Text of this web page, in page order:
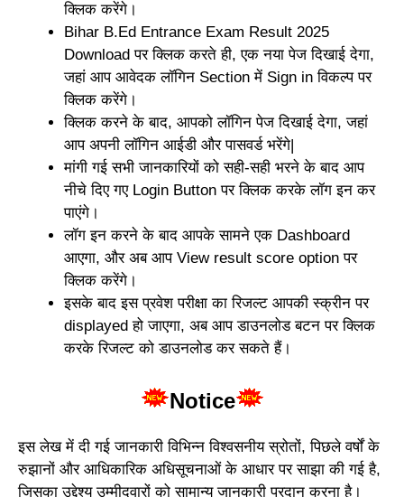
क्लिक करेंगे।
Bihar B.Ed Entrance Exam Result 2025
Download पर क्लिक करते ही, एक नया पेज दिखाई देगा,
जहां आप आवेदक लॉगिन Section में Sign in विकल्प पर
क्लिक करेंगे।
क्लिक करने के बाद, आपको लॉगिन पेज दिखाई देगा, जहां
आप अपनी लॉगिन आईडी और पासवर्ड भरेंगे|
मांगी गई सभी जानकारियों को सही-सही भरने के बाद आप
नीचे दिए गए Login Button पर क्लिक करके लॉग इन कर
पाएंगे।
लॉग इन करने के बाद आपके सामने एक Dashboard
आएगा, और अब आप View result score option पर
क्लिक करेंगे।
इसके बाद इस प्रवेश परीक्षा का रिजल्ट आपकी स्क्रीन पर
displayed हो जाएगा, अब आप डाउनलोड बटन पर क्लिक
करके रिजल्ट को डाउनलोड कर सकते हैं।
Notice
इस लेख में दी गई जानकारी विभिन्न विश्वसनीय स्रोतों, पिछले वर्षों के
रुझानों और आधिकारिक अधिसूचनाओं के आधार पर साझा की गई है,
जिसका उद्देश्य उम्मीदवारों को सामान्य जानकारी प्रदान करना है।